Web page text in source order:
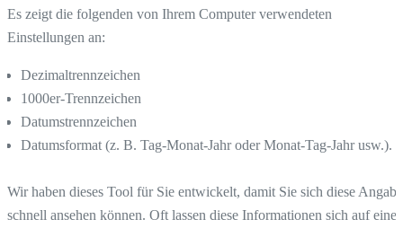
Es zeigt die folgenden von Ihrem Computer verwendeten
Einstellungen an:
Dezimaltrennzeichen
1000er-Trennzeichen
Datumstrennzeichen
Datumsformat (z. B. Tag-Monat-Jahr oder Monat-Tag-Jahr usw.).
Wir haben dieses Tool für Sie entwickelt, damit Sie sich diese
schnell ansehen können. Oft lassen diese Informationen sich auf